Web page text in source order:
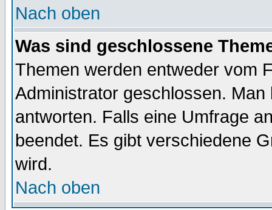
Nach oben
Was sind geschlossene
Themen werden entweder vom
Administrator geschlossen.
antworten. Falls eine Umfrage
beendet. Es gibt verschiedene
wird.
Nach oben